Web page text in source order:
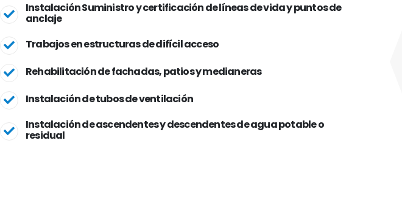
Instalación Suministro y certificación de líneas de vida y puntos de
anclaje
Trabajos en estructuras de difícil acceso
Rehabilitación de fachadas, patios y medianeras
Instalación de tubos de ventilación
Instalación de ascendentes y descendentes de agua potable o
residual